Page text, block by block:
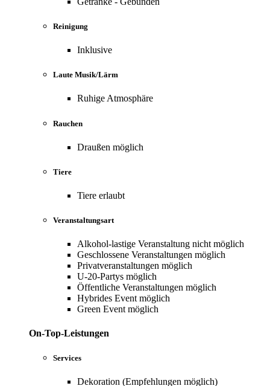
Reinigung
Inklusive
Laute Musik/Lärm
Ruhige Atmosphäre
Rauchen
Draußen möglich
Tiere
Tiere erlaubt
Veranstaltungsart
Alkohol-lastige Veranstaltung nicht möglich
Geschlossene Veranstaltungen möglich
Privatveranstaltungen möglich
U-20-Partys möglich
Öffentliche Veranstaltungen möglich
Hybrides Event möglich
Green Event möglich
On-Top-Leistungen
Services
Dekoration (Empfehlungen möglich)